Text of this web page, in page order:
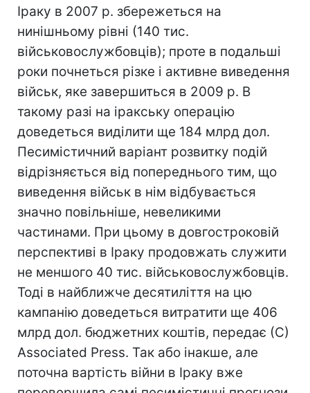
Іраку в 2007 р. збережеться на
нинішньому рівні (140 тис.
військовослужбовців); проте в подальші
роки почнеться різке і активне виведення
військ, яке завершиться в 2009 р. В
такому разі на іракську операцію
доведеться виділити ще 184 млрд дол.
Песимістичний варіант розвитку подій
відрізняється від попереднього тим, що
виведення військ в нім відбувається
значно повільніше, невеликими
частинами. При цьому в довгостроковій
перспективі в Іраку продовжать служити
не меншого 40 тис. військовослужбовців.
Тоді в найближче десятиліття на цю
кампанію доведеться витратити ще 406
млрд дол. бюджетних коштів, передає (С)
Associated Press. Так або інакше, але
поточна вартість війни в Іраку вже